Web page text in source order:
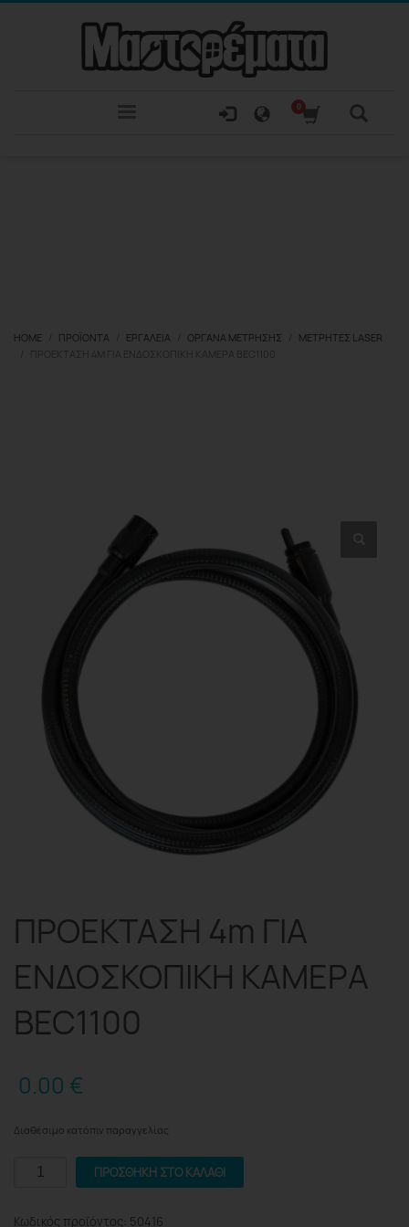
HOME ΠΡΟΪΌΝΤΑ ΕΡΓΑΛΕΊΑ ΟΡΓΑΝΑ ΜΈΤΡΗΣΗΣ
ΜΕΤΡΗΤΈΣ LASER
ΠΡΟΕΚΤΑΣΗ 4M ΓΙΑ ΕΝΔΟΣΚΟΠΙΚΗ ΚΑΜΕΡΑ BEC1100
ΠΡΟΕΚΤΑΣΗ 4m ΓΙΑ
ΕΝΔΟΣΚΟΠΙΚΗ ΚΑΜΕΡΑ
BEC1100
0.00 €
Διαθέσιμο κατόπιν παραγγελίας
ΠΡΟΕΚΤΑΣΗ
ΠΡΟΣΘΉΚΗ ΣΤΟ ΚΑΛΆΘΙ
Κωδικός προϊόντος: 50416